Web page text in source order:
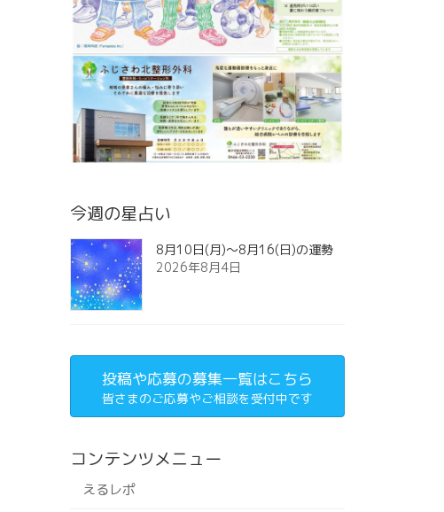
今週の星占い
8月10日(月)～8月16(日)の運勢
2026年8月4日
投稿や応募の募集一覧はこちら
皆さまのご応募やご相談を受付中です
コンテンツメニュー
えるレポ